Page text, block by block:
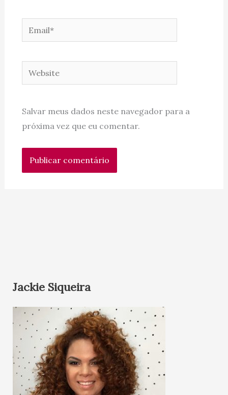
Email*
Website
Salvar meus dados neste navegador para a
próxima vez que eu comentar.
Jackie Siqueira